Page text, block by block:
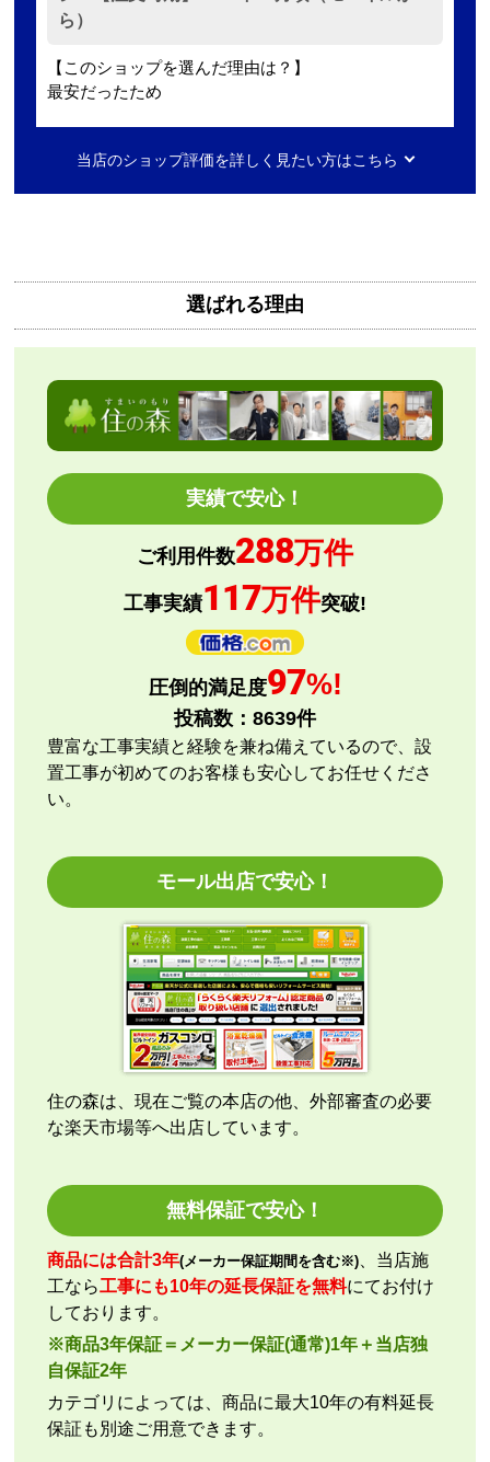
ら）
【このショップを選んだ理由は？】
最安だったため
2日ほど
さん
はい
ショップからの連絡や対応は適切でしたか？
はい
予定の期日までに商品が届きましたか？
商品の梱包は必要十分なものでしたか？
またこのショップを利用したいですか？
【注文商品】エアコン・クーラー 【注文
時期】2026年08月頃
【このショップを選んだ理由は？】
評価と価格
【注文からどのくらいで届きましたか？】
【その他感想・コメント】
エアコン本体の購入のみ（工事無し）でしたが、連絡
も早く安心して購入できました。
こちらの都合で、最短でお届けいただくようご依頼。
施工業者への連絡の都合上、何度かメールをさせてい
ただきましたが、連絡も早く安心して購入させていた
だくことができました。
kazumorimoriさん
欲しい商品をスムーズに注文できましたか？
ショップからの連絡や対応は適切でしたか？
いいえ
予定の期日までに商品が届きましたか？
はい
商品の梱包は必要十分なものでしたか？
はい
またこのショップを利用したいですか？
いいえ
当店のショップ評価を詳しく見たい方はこちら
選ばれる理由
実績で安心！
ご利用件数288万件
工事実績117万件突破!
圧倒的満足度97%!
投稿数： 8639件
豊富な工事実績と経験を兼ね備えているので、設
置工事が初めてのお客様も安心してお任せくださ
い。
モール出店で安心！
住の森は、現在ご覧の本店の他、外部審査の必要
な楽天市場等へ出店しています。
無料保証で安心！
商品には合計3年(メーカー保証期間を含む※) 、当店施
工なら工事にも10年の延長保証を無料にてお付け
しております。
※商品3年保証＝メーカー保証(通常)1年＋当店独
自保証2年
カテゴリによっては、商品に最大10年の有料延長
保証も別途ご用意できます。